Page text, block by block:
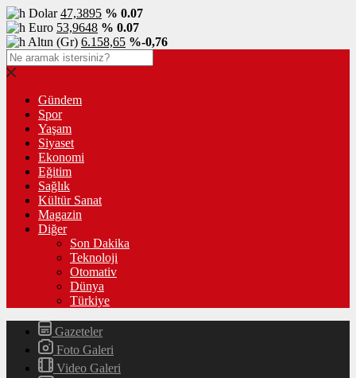
Dolar47,3895 % 0.07
Euro 53,9648 % 0.07
Altın (Gr) 6.158,65 %-0,76
Gündem
Spor
Yaşam
Siyaset
Ekonomi
Eğitim
Sağlık
Kültür Sanat
Magazin
Diğer
Son Dakika
Teknoloji
Otomativ
Dünya
Türkiye
Gazeteler
Foto Galeri
Video Galeri